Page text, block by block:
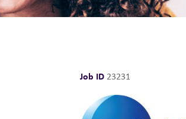
Job ID 23231